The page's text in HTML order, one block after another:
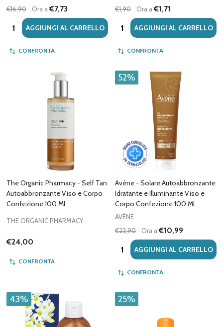
€16,90
Ora a€7,73
Quantità:AGGIUNGI AL CARRELLO
CONFRONTA
€1,90
Ora a€1,71
Quantità:AGGIUNGI AL CARRELLO
CONFRONTA
The Organic Pharmacy - Self Tan
Autoabbronzante Viso e Corpo
Confezione 100 Ml
THE ORGANIC PHARMACY
€24,00
CONFRONTA
52%
Avène - Solare Autoabbronzante
Idratante e Illuminante Viso e
Corpo Confezione 100 Ml
AVÈNE
€22,90
Ora a€10,99
Quantità:AGGIUNGI AL CARRELLO
CONFRONTA
43% 25%